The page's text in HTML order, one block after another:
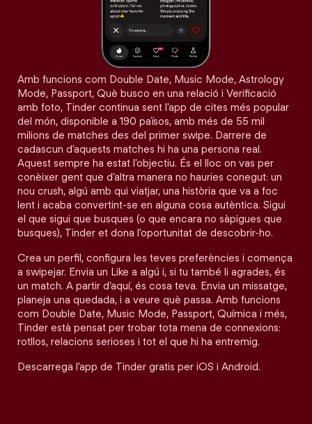
Amb funcions com Double Date, Music Mode, Astrology
Mode, Passport, Què busco en una relació i Verificació
amb foto, Tinder continua sent l'app de cites més popular
del món, disponible a 190 països, amb més de 55 mil
milions de matches des del primer swipe. Darrere de
cadascun d'aquests matches hi ha una persona real.
Aquest sempre ha estat l'objectiu. És el lloc on vas per
conèixer gent que d'altra manera no hauries conegut: un
nou crush, algú amb qui viatjar, una història que va a foc
lent i acaba convertint-se en alguna cosa autèntica. Sigui
el que sigui que busques (o que encara no sàpigues que
busques), Tinder et dona l'oportunitat de descobrir-ho.
Crea un perfil, configura les teves preferències i comença
a swipejar. Envia un Like a algú i, si tu també li agrades, és
un match. A partir d’aquí, és cosa teva. Envia un missatge,
planeja una quedada, i a veure què passa. Amb funcions
com Double Date, Music Mode, Passport, Química i més,
Tinder està pensat per trobar tota mena de connexions:
rotllos, relacions serioses i tot el que hi ha entremig.
Descarrega l'app de Tinder gratis per iOS i Android.